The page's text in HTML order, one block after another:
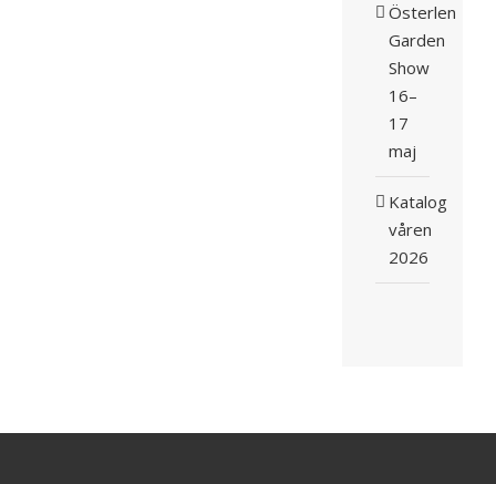
Österlen
Garden
Show
16–
17
maj
Katalog
våren
2026